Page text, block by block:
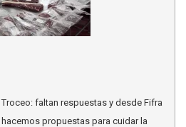
Troceo: faltan respuestas y desde Fifra
hacemos propuestas para cuidar la